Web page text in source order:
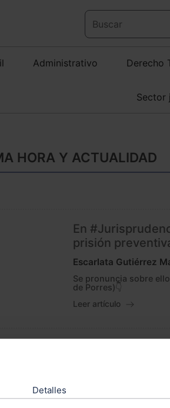
Detalles
Administrativo Derecho
Sector
HORA Y ACTUALIDAD
En
prisión
Escarlata Gutiérrez
Se pronuncia sobre
de Porres)👇
Leer artículo
La